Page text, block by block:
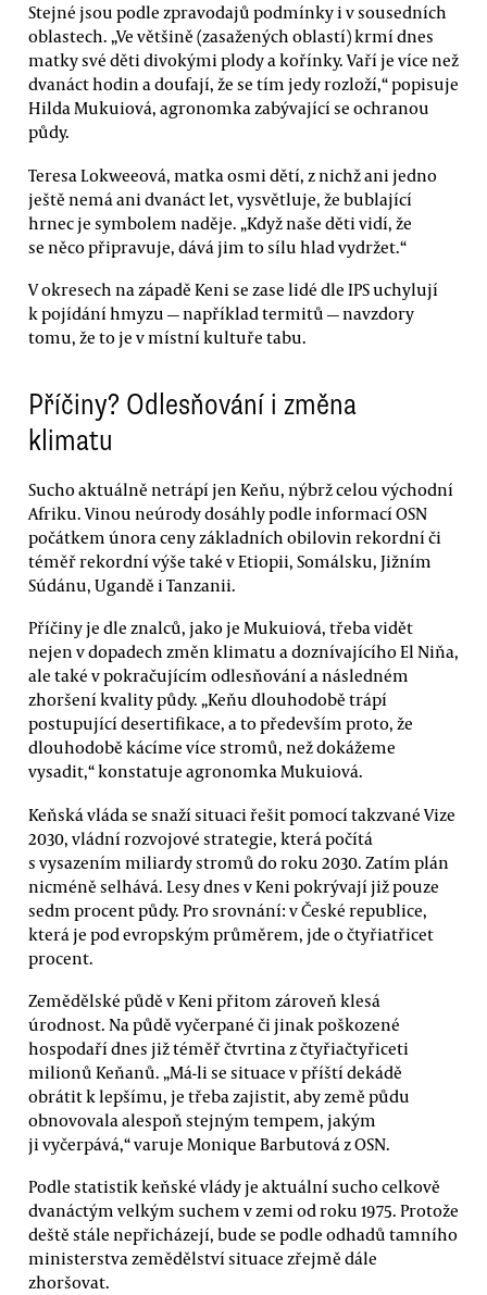
Stejné jsou podle zpravodajů podmínky i v sousedních
oblastech. „Ve většině (zasažených oblastí) krmí dnes
matky své děti divokými plody a kořínky. Vaří je více než
dvanáct hodin a doufají, že se tím jedy rozloží,“ popisuje
Hilda Mukuiová, agronomka zabývající se ochranou
půdy.
Teresa Lokweeová, matka osmi dětí, z nichž ani jedno
ještě nemá ani dvanáct let, vysvětluje, že bublající
hrnec je symbolem naděje. „Když naše děti vidí, že
se něco připravuje, dává jim to sílu hlad vydržet.“
V okresech na západě Keni se zase lidé dle IPS uchylují
k pojídání hmyzu — například termitů — navzdory
tomu, že to je v místní kultuře tabu.
Příčiny? Odlesňování i změna
klimatu
Sucho aktuálně netrápí jen Keňu, nýbrž celou východní
Afriku. Vinou neúrody dosáhly podle informací OSN
počátkem února ceny základních obilovin rekordní či
téměř rekordní výše také v Etiopii, Somálsku, Jižním
Súdánu, Ugandě i Tanzanii.
Příčiny je dle znalců, jako je Mukuiová, třeba vidět
nejen v dopadech změn klimatu a doznívajícího El Niňa,
ale také v pokračujícím odlesňování a následném
zhoršení kvality půdy. „Keňu dlouhodobě trápí
postupující desertifikace, a to především proto, že
dlouhodobě kácíme více stromů, než dokážeme
vysadit,“ konstatuje agronomka Mukuiová.
Keňská vláda se snaží situaci řešit pomocí takzvané Vize
2030, vládní rozvojové strategie, která počítá
s vysazením miliardy stromů do roku 2030. Zatím plán
nicméně selhává. Lesy dnes v Keni pokrývají již pouze
sedm procent půdy. Pro srovnání: v České republice,
která je pod evropským průměrem, jde o čtyřiatřicet
procent.
Zemědělské půdě v Keni přitom zároveň klesá
úrodnost. Na půdě vyčerpané či jinak poškozené
hospodaří dnes již téměř čtvrtina z čtyřiačtyřiceti
milionů Keňanů. „Má-li se situace v příští dekádě
obrátit k lepšímu, je třeba zajistit, aby země půdu
obnovovala alespoň stejným tempem, jakým
ji vyčerpává,“ varuje Monique Barbutová z OSN.
Podle statistik keňské vlády je aktuální sucho celkově
dvanáctým velkým suchem v zemi od roku 1975. Protože
deště stále nepřicházejí, bude se podle odhadů tamního
ministerstva zemědělství situace zřejmě dále
zhoršovat.